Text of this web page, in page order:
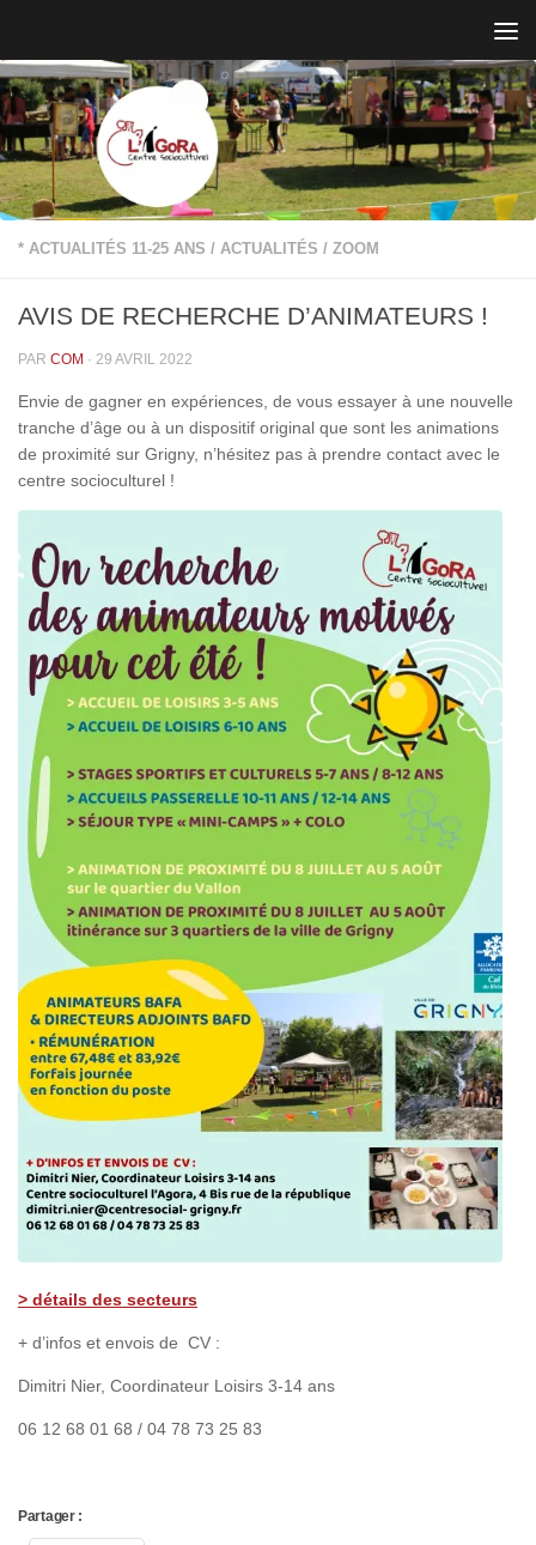
* ACTUALITÉS 11-25 ANS / ACTUALITÉS / ZOOM
AVIS DE RECHERCHE D’ANIMATEURS !
PAR COM · 29 AVRIL 2022
Envie de gagner en expériences, de vous essayer à une nouvelle
tranche d’âge ou à un dispositif original que sont les animations
de proximité sur Grigny, n’hésitez pas à prendre contact avec le
centre socioculturel !
> détails des secteurs
+ d’infos et envois de CV :
Dimitri Nier, Coordinateur Loisirs 3-14 ans
06 12 68 01 68 / 04 78 73 25 83
Partager :